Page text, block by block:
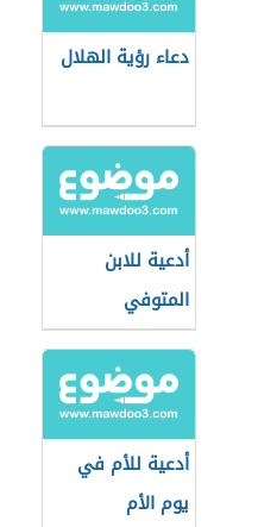
دعاء رؤية الهلال
أدعية للابن
المتوفي
أدعية للأم في
يوم الأم